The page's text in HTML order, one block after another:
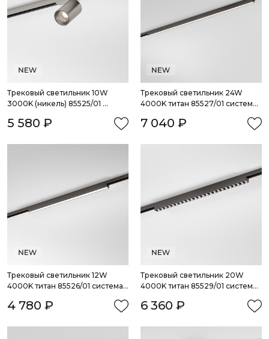
Трековый светильник 10W
3000K (никель) 85525/01
5 580 ₽
Трековый светильник 24W
4000K титан 85527/01 система
7 040 ₽
Трековый светильник 12W
4000K титан 85526/01 система
4 780 ₽
Трековый светильник 20W
4000K титан 85529/01 система
6 360 ₽